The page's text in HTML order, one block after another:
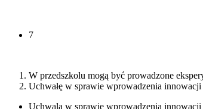
7
W przedszkolu mogą być prowadzone
Uchwałę w sprawie wprowadzenia
Uchwala w sprawie wprowadzenia